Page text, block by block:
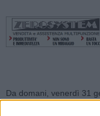
Da domani, venerdì 31